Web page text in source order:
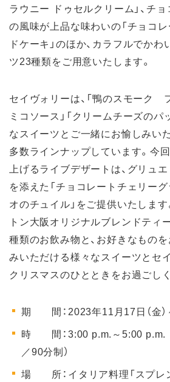
ラウニー ドゥセルクリーム」、チ
の風味が上品な味わいの「チョコ
ドケーキ」のほか、カラフルでか
ツ23種類をご用意いたします。
セイヴォリーは、「鴨のスモー
ミコソース」「クリームチーズのパ
なスイーツとご一緒にお愉しみい
多数ラインナップしています。今
上げるライブデザートは、グリュ
を添えた「チョコレートチェリー
オのチュイル」をご提供いたします
トン大阪オリジナルブレンドティ
種類のお飲み物と、お好きなもの
みいただける様々なスイーツとセ
クリスマスのひとときをお過ごし
期 間：2023年11月17日（金）
時 間：3:00 p.m.～5:00 p.m.
／90分制）
場 所：イタリア料理「スプレン